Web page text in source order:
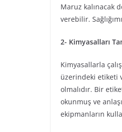
Maruz kalınacak
verebilir.
2- Kimyasalları
Kimyasallarla
üzerindeki etiketi
olmalıdır. Bir
okunmuş ve
ekipmanların